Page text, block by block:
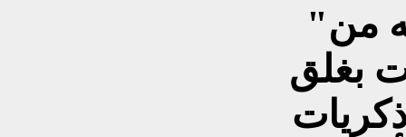
"أن أمانة العاصمة بتوجيه من
بغلق